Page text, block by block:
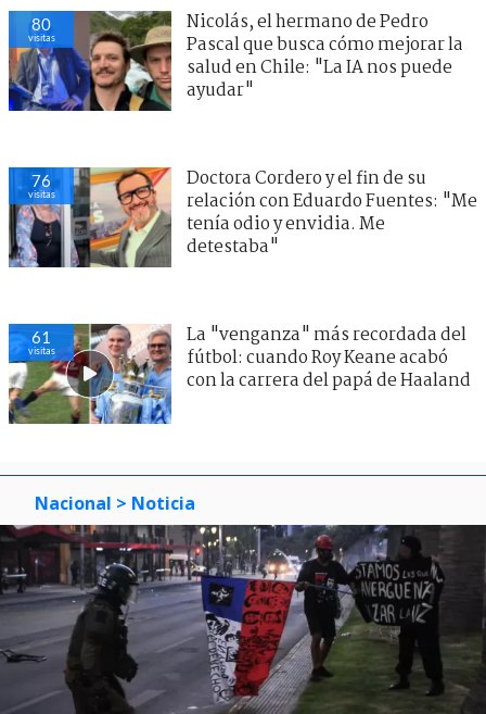
80
visitas
Nicolás, el hermano de Pedro
Pascal que busca cómo mejorar la
salud en Chile: "La IA nos puede
ayudar"
76
visitas
Doctora Cordero y el fin de su
relación con Eduardo Fuentes: "Me
tenía odio y envidia. Me
detestaba"
61
visitas
La "venganza" más recordada del
fútbol: cuando Roy Keane acabó
con la carrera del papá de Haaland
Nacional > Noticia